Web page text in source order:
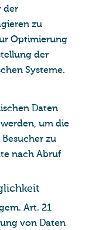
der
zu
Optimierung
der
Systeme.
Daten
um die
zu
nach Abruf
Art. 21
von Daten